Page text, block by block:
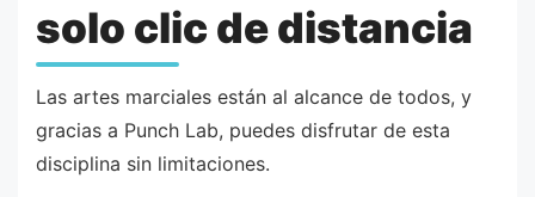
solo clic de distancia
Las artes marciales están al alcance de todos, y
gracias a Punch Lab, puedes disfrutar de esta
disciplina sin limitaciones.